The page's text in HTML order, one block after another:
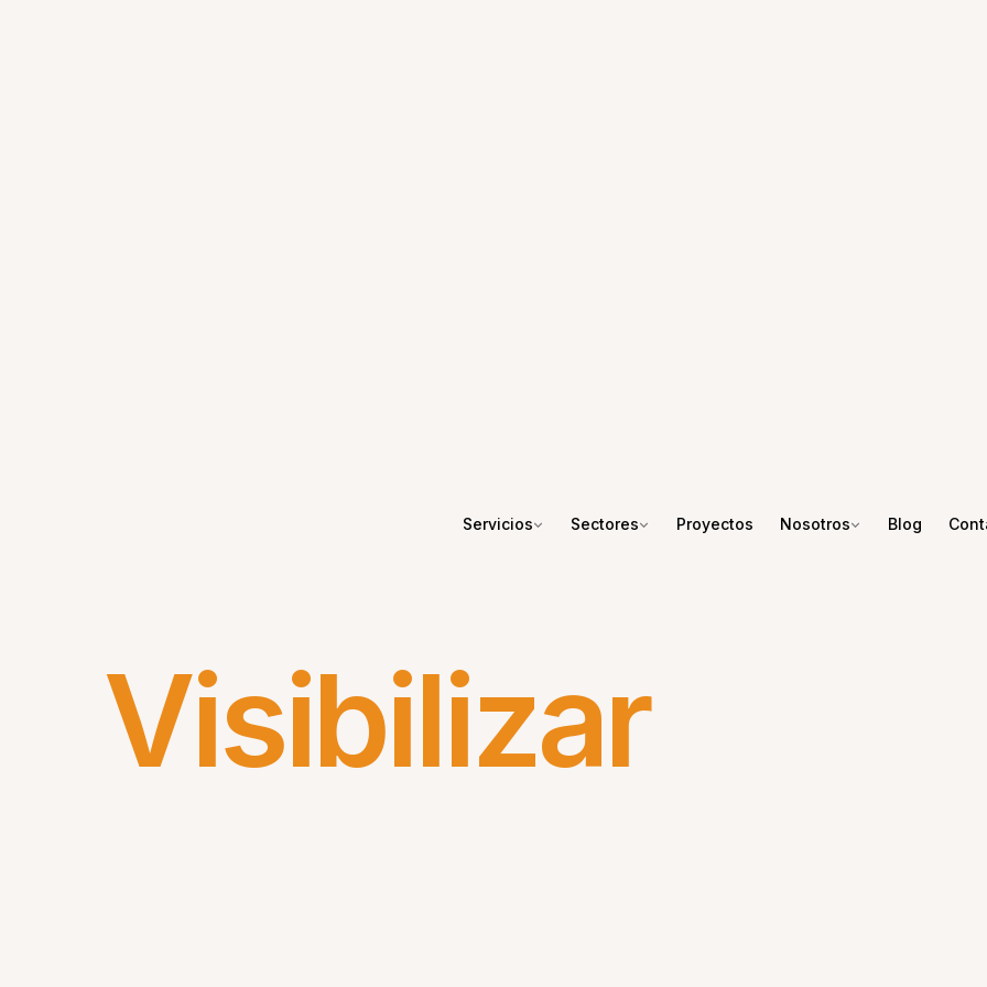
Servicios Sectores Proyectos Nosotros Blog
Visibilizar